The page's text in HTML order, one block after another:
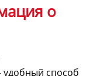
о
удобный способ